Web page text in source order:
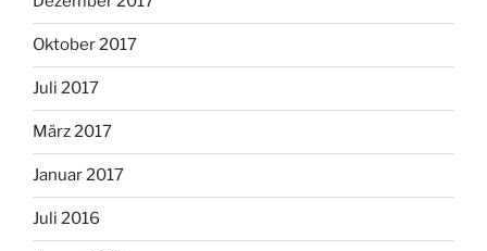
Oktober 2017
Juli 2017
März 2017
Januar 2017
Juli 2016